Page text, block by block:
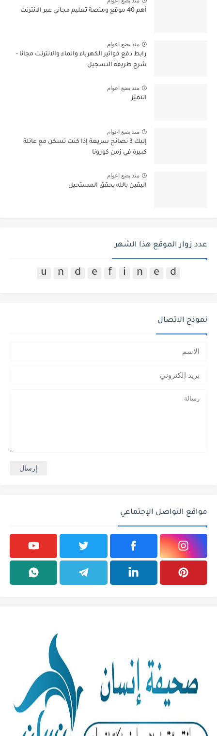
أهم 40 موقع ومنصة تعليم مجاني عبر الانترنت
منذ بضع اعوام
رابط دفع فواتير الكهرباء والماء والانترنت مجانا -
شرح طريقة التسجيل
منذ بضع اعوام
التميّز
منذ بضع اعوام
إليك 3 نصائح سريعة إذا كنت تسكن مع عائلة
كبيرة في زمن كورونا
منذ بضع اعوام
اليقين بالله يحقق المستحيل
عدد زوار الموقع هذا الشهر
u n d e f i n e d
نموذج الاتصال
مواقع التواصل الإجتماعي